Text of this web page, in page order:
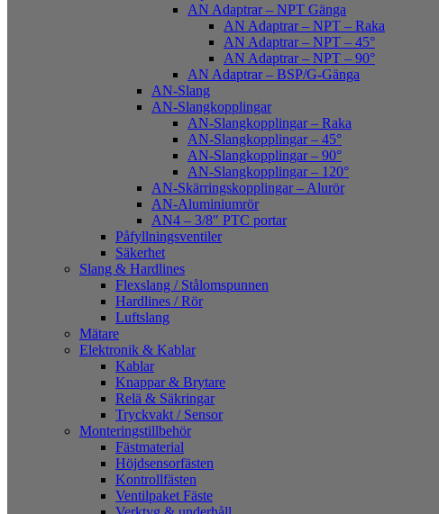
AN Adaptrar – NPT Gänga
AN Adaptrar – NPT – Raka
AN Adaptrar – NPT – 45°
AN Adaptrar – NPT – 90°
AN Adaptrar – BSP/G-Gänga
AN-Slang
AN-Slangkopplingar
AN-Slangkopplingar – Raka
AN-Slangkopplingar – 45°
AN-Slangkopplingar – 90°
AN-Slangkopplingar – 120°
AN-Skärringskopplingar – Alurör
AN-Aluminiumrör
AN4 – 3/8″ PTC portar
Påfyllningsventiler
Säkerhet
Slang & Hardlines
Flexslang / Stålomspunnen
Hardlines / Rör
Luftslang
Mätare
Elektronik & Kablar
Kablar
Knappar & Brytare
Relä & Säkringar
Tryckvakt / Sensor
Monteringstillbehör
Fästmaterial
Höjdsensorfästen
Kontrollfästen
Ventilpaket Fäste